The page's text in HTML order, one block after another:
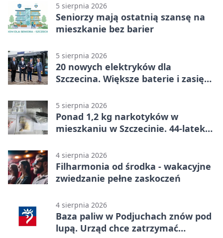
5 sierpnia 2026
Seniorzy mają ostatnią szansę na
mieszkanie bez barier
5 sierpnia 2026
20 nowych elektryków dla
Szczecina. Większe baterie i zasięg
5 sierpnia 2026
Ponad 1,2 kg narkotyków w
mieszkaniu w Szczecinie. 44-latek
4 sierpnia 2026
Filharmonia od środka - wakacyjne
zwiedzanie pełne zaskoczeń
4 sierpnia 2026
Baza paliw w Podjuchach znów pod
lupą. Urząd chce zatrzymać